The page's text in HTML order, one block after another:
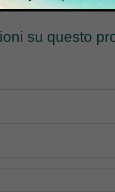
su questo